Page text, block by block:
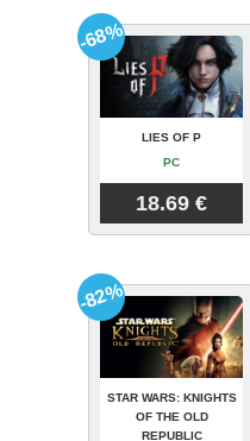
LIES OF P
PC
18.69 €
-68%
STAR WARS: KNIGHTS
OF THE OLD
REPUBLIC
-82%